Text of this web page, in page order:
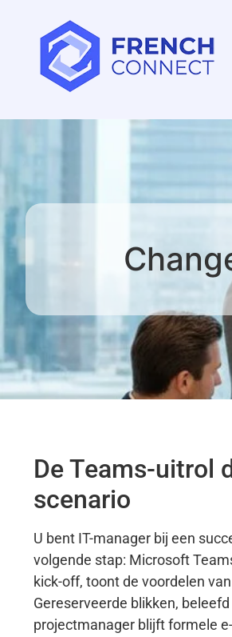
De Teams-uitrol
scenario
U bent IT-manager bij een
volgende stap: Microsoft
kick-off, toont de voordelen
Gereserveerde blikken,
projectmanager blijft formele